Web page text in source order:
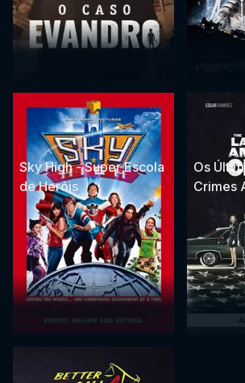
Sky High - Super Escola
de Heróis
Os
Crimes